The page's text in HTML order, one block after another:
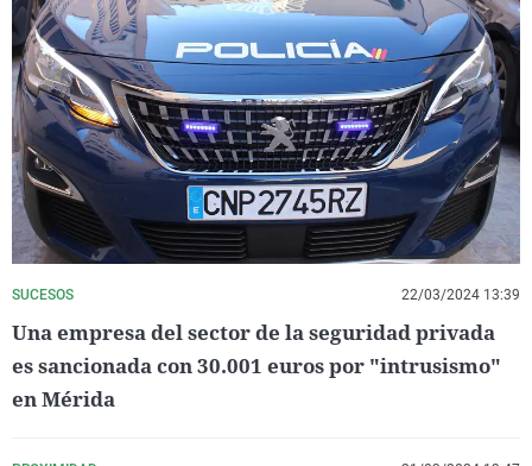
SUCESOS 22/03/2024 13:39
Una empresa del sector de la seguridad privada
es sancionada con 30.001 euros por "intrusismo"
en Mérida